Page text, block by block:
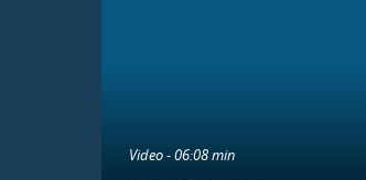
Video - 06:08 min